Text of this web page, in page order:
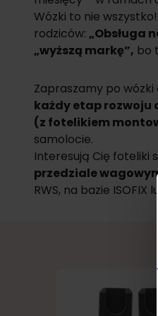
Wózki to nie
rodziców: „Obsługa
„wyższą markę”, bo
Zapraszamy po
każdy etap rozwoju
(z fotelikiem
samolocie.
Interesują Cię foteliki
przedziale
RWS, na bazie